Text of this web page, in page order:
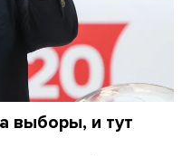
выборы, и тут